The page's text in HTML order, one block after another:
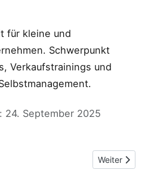
für kleine und
Schwerpunkt
Verkaufstrainings und
24. September 2025
aber keine ZwillingeNächster
Weiter